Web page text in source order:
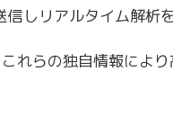
信しリアルタイム解析
れらの独自情報によ